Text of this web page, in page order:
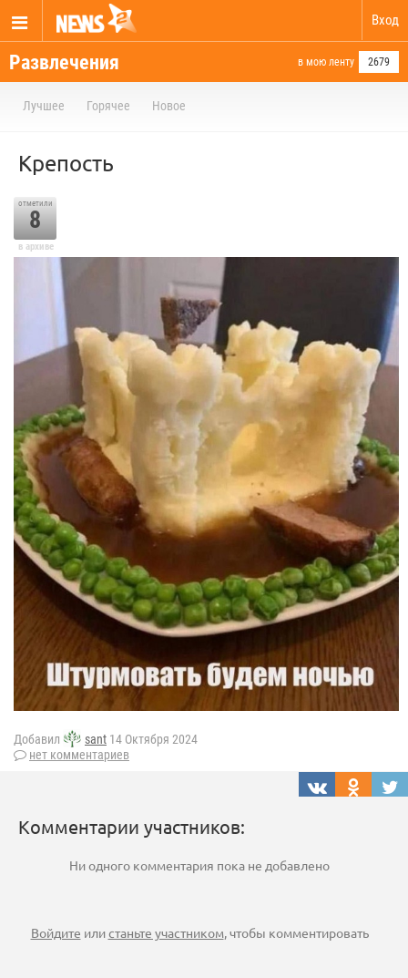
Вход
Развлечения в мою ленту 2679
Лучшее Горячее Новое
Крепость
отметили
8
в архиве
Добавил sant 14 Октября 2024
нет комментариев
Комментарии участников:
Ни одного комментария пока не добавлено
Войдите илистаньте участником, чтобы комментировать